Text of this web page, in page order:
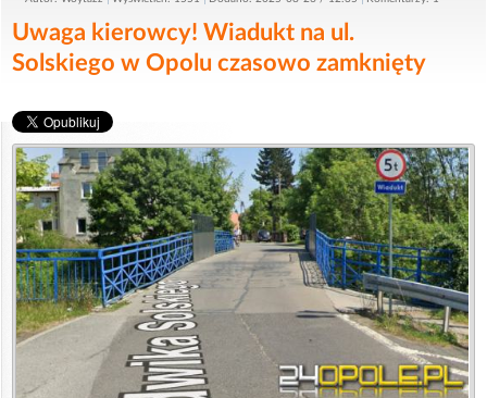
Uwaga kierowcy! Wiadukt na ul.
Solskiego w Opolu czasowo zamknięty